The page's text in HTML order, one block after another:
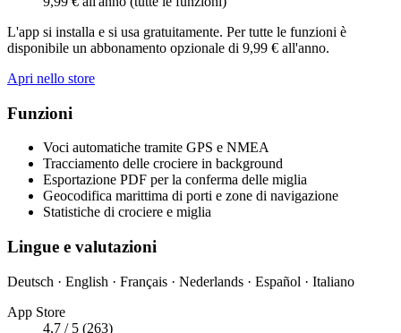
L'app si installa e si usa gratuitamente. Per tutte le funzioni è
disponibile un abbonamento opzionale di 9,99 € all'anno.
Apri nello store
Funzioni
Voci automatiche tramite GPS e NMEA
Tracciamento delle crociere in background
Esportazione PDF per la conferma delle miglia
Geocodifica marittima di porti e zone di navigazione
Statistiche di crociere e miglia
Lingue e valutazioni
Deutsch · English · Français · Nederlands · Español · Italiano
App Store
4,7 / 5 (263)